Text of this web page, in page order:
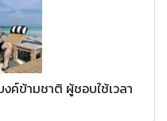
ค์ข้ามชาติ ผู้ชอบใช้เวลา